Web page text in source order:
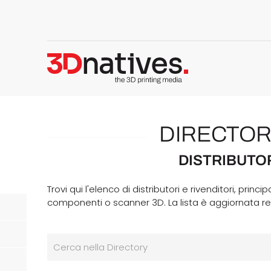
Trovi qui l'elenco di distributori e rivenditori,
componenti o scanner 3D. La lista è aggiornata
Cerca nella Directory